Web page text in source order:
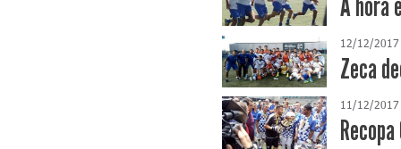
12/12/2017
Zeca
11/12/2017